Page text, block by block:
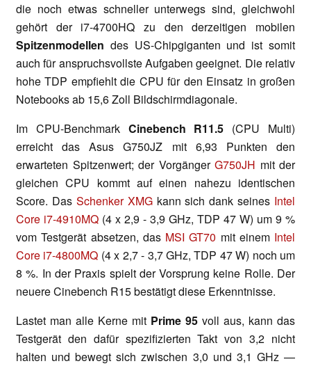
die noch etwas schneller unterwegs sind, gleichwohl
gehört der i7-4700HQ zu den derzeitigen mobilen
Spitzenmodellen des US-Chipgiganten und ist somit
auch für anspruchsvollste Aufgaben geeignet. Die relativ
hohe TDP empfiehlt die CPU für den Einsatz in großen
Notebooks ab 15,6 Zoll Bildschirmdiagonale.
Im CPU-Benchmark Cinebench R11.5 (CPU Multi)
erreicht das Asus G750JZ mit 6,93 Punkten den
erwarteten Spitzenwert; der Vorgänger G750JH mit der
gleichen CPU kommt auf einen nahezu identischen
Score. Das Schenker XMG kann sich dank seines Intel
Core i7-4910MQ (4 x 2,9 - 3,9 GHz, TDP 47 W) um 9 %
vom Testgerät absetzen, das MSI GT70 mit einem Intel
Core i7-4800MQ (4 x 2,7 - 3,7 GHz, TDP 47 W) noch um
8 %. In der Praxis spielt der Vorsprung keine Rolle. Der
neuere Cinebench R15 bestätigt diese Erkenntnisse.
Lastet man alle Kerne mit Prime 95 voll aus, kann das
Testgerät den dafür spezifizierten Takt von 3,2 nicht
halten und bewegt sich zwischen 3,0 und 3,1 GHz —